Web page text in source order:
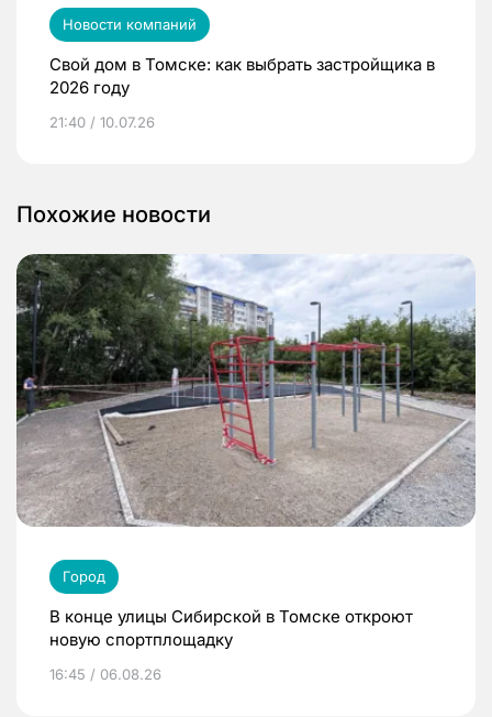
Новости компаний
Свой дом в Томске: как выбрать застройщика в
2026 году
21:40 / 10.07.26
Похожие новости
Город
В конце улицы Сибирской в Томске откроют
новую спортплощадку
16:45 / 06.08.26